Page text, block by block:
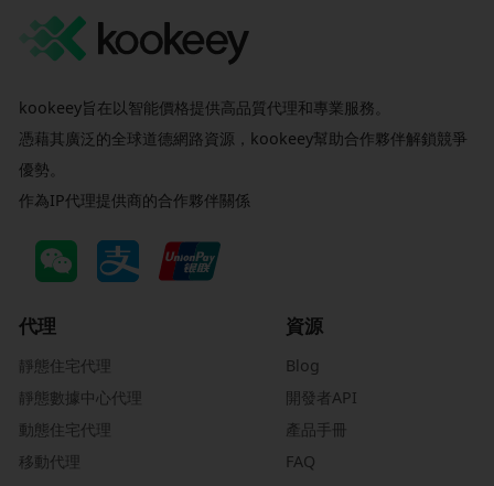
kookeey旨在以智能價格提供高品質代理和專業服務。
憑藉其廣泛的全球道德網路資源，kookeey幫助合作夥伴解鎖競爭
優勢。
作為IP代理提供商的合作夥伴關係
代理
靜態住宅代理
靜態數據中心代理
動態住宅代理
移動代理
資源
Blog
開發者API
產品手冊
FAQ